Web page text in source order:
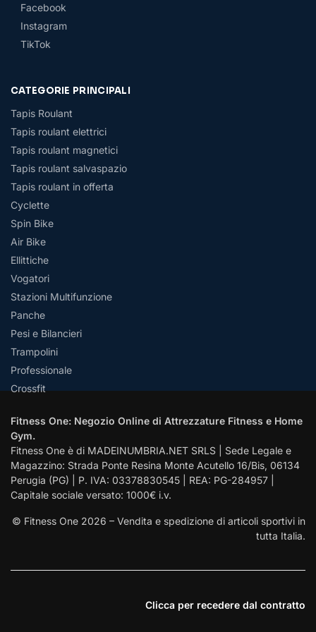
Facebook
Instagram
TikTok
CATEGORIE PRINCIPALI
Tapis Roulant
Tapis roulant elettrici
Tapis roulant magnetici
Tapis roulant salvaspazio
Tapis roulant in offerta
Cyclette
Spin Bike
Air Bike
Ellittiche
Vogatori
Stazioni Multifunzione
Panche
Pesi e Bilancieri
Trampolini
Professionale
Crossfit
Fitness One: Negozio Online di Attrezzature Fitness e Home
Gym.
Fitness One è di MADEINUMBRIA.NET SRLS | Sede Legale e
Magazzino: Strada Ponte Resina Monte Acutello 16/Bis, 06134
Perugia (PG) | P. IVA: 03378830545 | REA: PG-284957 |
Capitale sociale versato: 1000€ i.v.
© Fitness One 2026 – Vendita e spedizione di articoli sportivi in
tutta Italia.
Clicca per recedere dal contratto